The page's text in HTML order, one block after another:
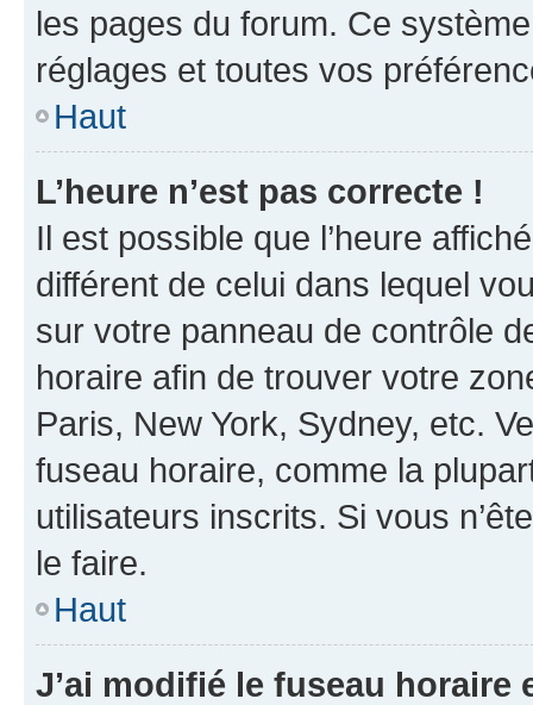
les pages du forum. Ce
réglages et toutes vos
Haut
L’heure n’est pas correcte !
Il est possible que l’heure
différent de celui dans lequel
sur votre panneau de contrôle
horaire afin de trouver votre
Paris, New York, Sydney, etc.
fuseau horaire, comme la
utilisateurs inscrits. Si vous
le faire.
Haut
J’ai modifié le fuseau horaire